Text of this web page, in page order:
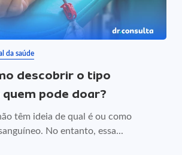
da saúde
descobrir o tipo
quem pode doar?
têm ideia de qual é ou como
No entanto, essa...